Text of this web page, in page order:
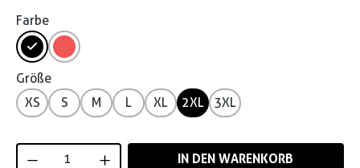
Farbe
Größe
XS
S M L XL 2XL 3XL
Produkt Anzahl: Gib den gewünschten
IN DEN WARENKORB